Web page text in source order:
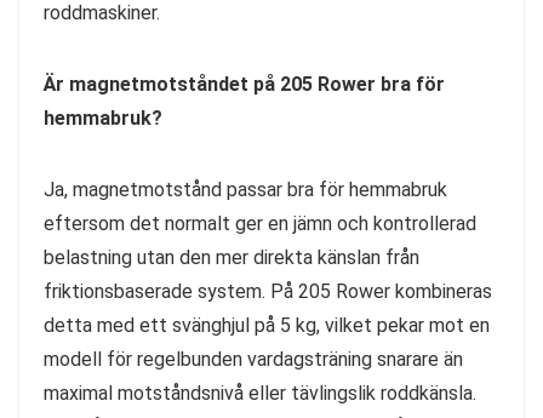
roddmaskiner.
Är magnetmotståndet på 205 Rower bra för
hemmabruk?
Ja, magnetmotstånd passar bra för hemmabruk
eftersom det normalt ger en jämn och kontrollerad
belastning utan den mer direkta känslan från
friktionsbaserade system. På 205 Rower kombineras
detta med ett svänghjul på 5 kg, vilket pekar mot en
modell för regelbunden vardagsträning snarare än
maximal motståndsnivå eller tävlingslik roddkänsla.